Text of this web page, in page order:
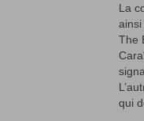
La
ainsi
The
qui